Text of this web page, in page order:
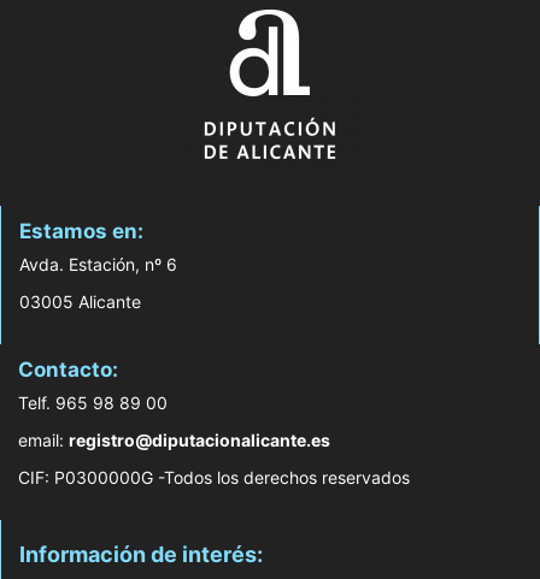
Estamos en:
Avda. Estación, nº 6
03005 Alicante
Contacto:
Telf. 965 98 89 00
email: registro@diputacionalicante.es
CIF: P0300000G -Todos los derechos reservados
Información de interés: